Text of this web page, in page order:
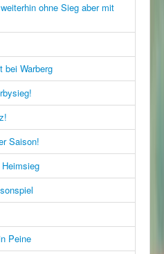
ohne Sieg aber mit
bei Warberg
Saison!
Peine